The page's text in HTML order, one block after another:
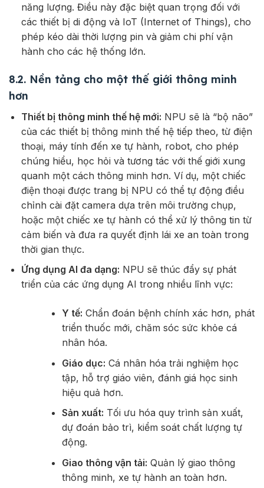
năng lượng. Điều này đặc biệt quan trọng đối với
các thiết bị di động và IoT (Internet of Things), cho
phép kéo dài thời lượng pin và giảm chi phí vận
hành cho các hệ thống lớn.
8.2. Nền tảng cho một thế giới thông minh
hơn
Thiết bị thông minh thế hệ mới: NPU sẽ là “bộ não”
của các thiết bị thông minh thế hệ tiếp theo, từ điện
thoại, máy tính đến xe tự hành, robot, cho phép
chúng hiểu, học hỏi và tương tác với thế giới xung
quanh một cách thông minh hơn. Ví dụ, một chiếc
điện thoại được trang bị NPU có thể tự động điều
chỉnh cài đặt camera dựa trên môi trường chụp,
hoặc một chiếc xe tự hành có thể xử lý thông tin từ
cảm biến và đưa ra quyết định lái xe an toàn trong
thời gian thực.
Ứng dụng AI đa dạng: NPU sẽ thúc đẩy sự phát
triển của các ứng dụng AI trong nhiều lĩnh vực:
Y tế: Chẩn đoán bệnh chính xác hơn, phát
triển thuốc mới, chăm sóc sức khỏe cá
nhân hóa.
Giáo dục: Cá nhân hóa trải nghiệm học
tập, hỗ trợ giáo viên, đánh giá học sinh
hiệu quả hơn.
Sản xuất: Tối ưu hóa quy trình sản xuất,
dự đoán bảo trì, kiểm soát chất lượng tự
động.
Giao thông vận tải: Quản lý giao thông
thông minh, xe tự hành an toàn hơn.